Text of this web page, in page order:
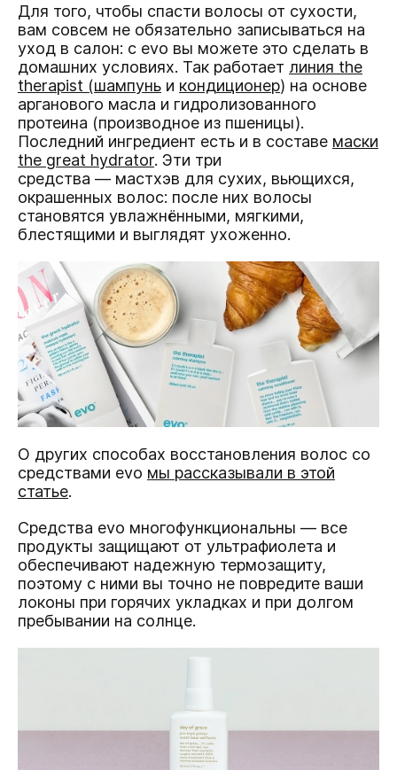
Для того, чтобы спасти волосы от сухости,
вам совсем не обязательно записываться на
уход в салон: с evo вы можете это сделать в
домашних условиях. Так работает линия the
therapist (шампунь и кондиционер) на основе
арганового масла и гидролизованного
протеина (производное из пшеницы).
Последний ингредиент есть и в составе маски
the great hydrator. Эти три
средства — мастхэв для сухих, вьющихся,
окрашенных волос: после них волосы
становятся увлажнёнными, мягкими,
блестящими и выглядят ухоженно.
О других способах восстановления волос со
средствами evo мы рассказывали в этой
статье.
Средства evo многофункциональны — все
продукты защищают от ультрафиолета и
обеспечивают надежную термозащиту,
поэтому с ними вы точно не повредите ваши
локоны при горячих укладках и при долгом
пребывании на солнце.